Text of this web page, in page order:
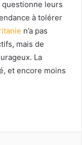
leurs
à tolérer
n’a pas
mais de
La
et encore moins